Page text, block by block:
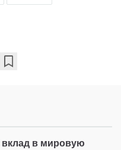
вклад в мировую